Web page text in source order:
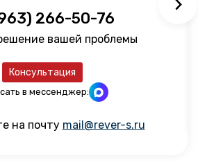
266-50-76
вашей проблемы
Консультация
в мессенджер:
на почту mail@rever-s.ru